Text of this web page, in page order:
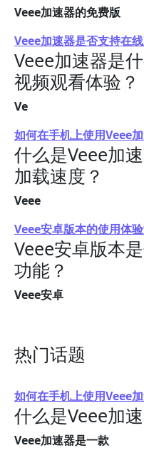
Veee加速器的免费版
Veee加速器是否支持在
Veee加速器是
视频观看体验？
Ve
如何在手机上使用Veee
什么是Veee加
加载速度？
Veee
Veee安卓版本的使用体
Veee安卓版本
功能？
Veee安卓
热门话题
如何在手机上使用Veee
什么是Veee加
Veee加速器是一款